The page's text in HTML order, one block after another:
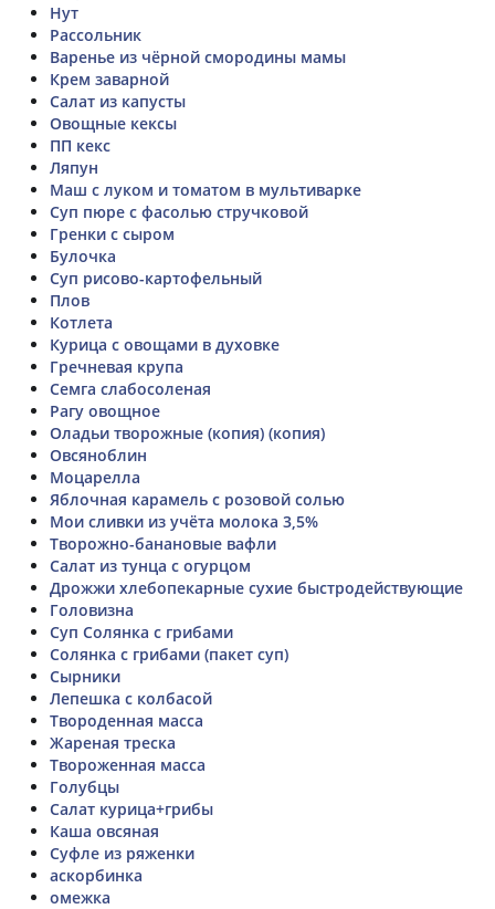
Нут
Рассольник
Варенье из чёрной смородины мамы
Крем заварной
Салат из капусты
Овощные кексы
ПП кекс
Ляпун
Маш с луком и томатом в мультиварке
Суп пюре с фасолью стручковой
Гренки с сыром
Булочка
Суп рисово-картофельный
Плов
Котлета
Курица с овощами в духовке
Гречневая крупа
Семга слабосоленая
Рагу овощное
Оладьи творожные (копия) (копия)
Овсяноблин
Моцарелла
Яблочная карамель с розовой солью
Мои сливки из учёта молока 3,5%
Творожно-банановые вафли
Салат из тунца с огурцом
Дрожжи хлебопекарные сухие быстродействующие
Головизна
Суп Солянка с грибами
Солянка с грибами (пакет суп)
Сырники
Лепешка с колбасой
Твороденная масса
Жареная треска
Твороженная масса
Голубцы
Салат курица+грибы
Каша овсяная
Суфле из ряженки
аскорбинка
омежка